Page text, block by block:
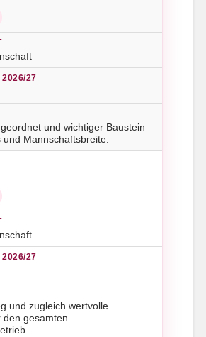
und wichtiger Baustein
und Mannschaftsbreite.
und zugleich wertvolle
den gesamten